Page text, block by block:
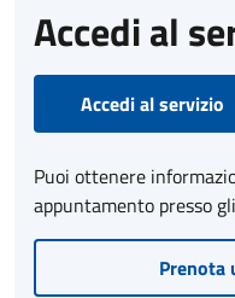
Accedi al
Accedi al servizio
Puoi ottenere
appuntamento presso
Prenota